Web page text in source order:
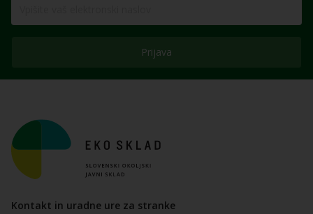
Prijava
Kontakt in uradne ure za stranke